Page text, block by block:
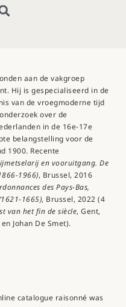
aan de vakgroep
Hij is gespecialiseerd in de
van de vroegmoderne tijd
over de
in de 16e-17e
belangstelling voor de
1900. Recente
en vooruitgang. De
1966), Brussel, 2016
des Pays-Bas,
1665), Brussel, 2022 (4
van het fin de siècle, Gent,
Johan De Smet).
catalogue raisonné was